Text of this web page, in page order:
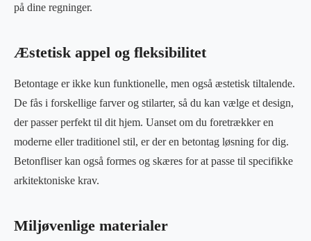
på dine regninger.
Æstetisk appel og fleksibilitet
Betontage er ikke kun funktionelle, men også æstetisk tiltalende.
De fås i forskellige farver og stilarter, så du kan vælge et design,
der passer perfekt til dit hjem. Uanset om du foretrækker en
moderne eller traditionel stil, er der en betontag løsning for dig.
Betonfliser kan også formes og skæres for at passe til specifikke
arkitektoniske krav.
Miljøvenlige materialer